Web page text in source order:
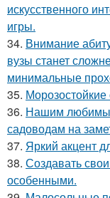
искусственного
игры.
34. Внимание
вузы станет
минимальные
35.
36. Нашим
садоводам на
37. Яркий акцент
38. Создавать
особенными.